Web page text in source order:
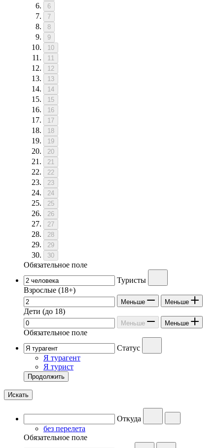
6
7
8
9
10
11
12
13
14
15
16
17
18
19
20
21
22
23
24
25
26
27
28
29
30
Обязательное поле
Туристы
Взрослые (18+)
Меньше Меньше
Дети (до 18)
Меньше Меньше
Обязательное поле
Статус
Я турагент
Я турист
Продолжить
Искать
Откуда
без перелета
Обязательное поле